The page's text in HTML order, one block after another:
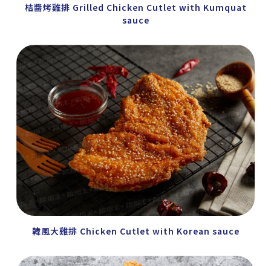
桔醬烤雞排 Grilled Chicken Cutlet with Kumquat
sauce
韓風大雞排 Chicken Cutlet with Korean sauce